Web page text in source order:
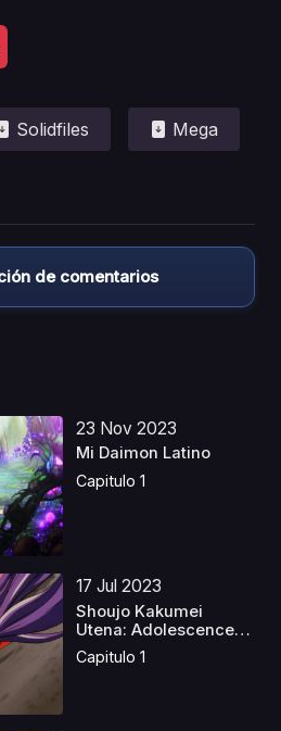
Solidfiles Mega
de comentarios
23 Nov 2023
Mi Daimon Latino
Capitulo 1
17 Jul 2023
Shoujo Kakumei
Utena: Adolescence
Mokush...
Capitulo 1